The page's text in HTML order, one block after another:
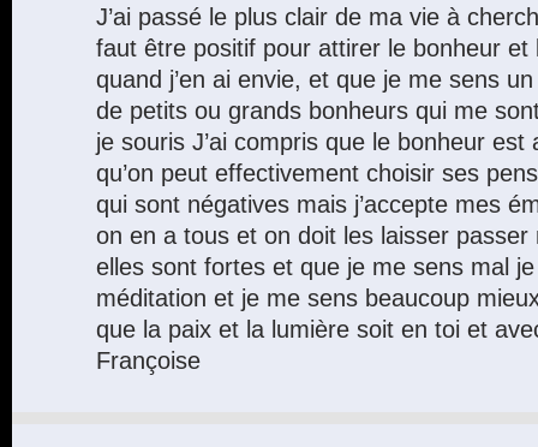
J’ai passé le plus clair de ma vie à
faut être positif pour attirer le bonheur et
quand j’en ai envie, et que je me sens
de petits ou grands bonheurs qui me
je souris J’ai compris que le bonheur est
qu’on peut effectivement choisir ses
qui sont négatives mais j’accepte mes
on en a tous et on doit les laisser
elles sont fortes et que je me sens mal
méditation et je me sens beaucoup
que la paix et la lumière soit en toi et
Françoise